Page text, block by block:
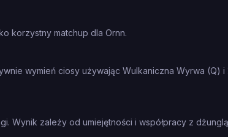
korzystny matchup dla Ornn.
wymień ciosy używając Wulkaniczna Wyrwa (Q) i
Wynik zależy od umiejętności i współpracy z